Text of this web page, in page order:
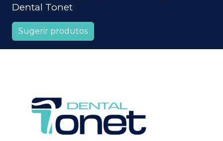
Dental Tonet
Sugerir produtos